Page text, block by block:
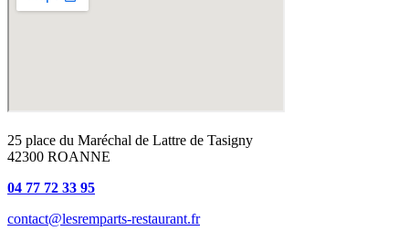
25 place du Maréchal de Lattre de Tasigny
42300 ROANNE
04 77 72 33 95
contact@lesremparts-restaurant.fr